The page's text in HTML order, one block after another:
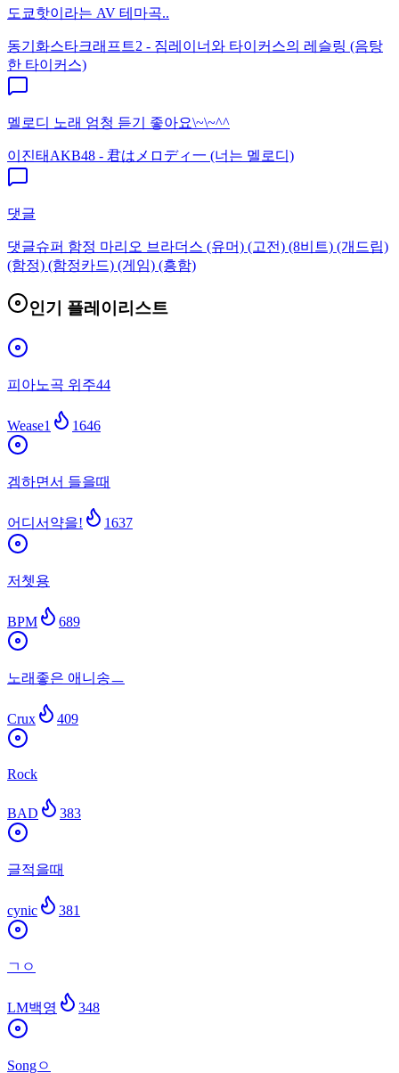
도쿄핫이라는 AV 테마곡..
동기화스타크래프트2 - 짐레이너와 타이커스의 레슬링 (음탕
한 타이커스)
멜로디 노래 엄청 듣기 좋아요\~\~^^
이진태 AKB48 - 君はメロディ一 (너는 멜로디)
댓글
댓글슈퍼 함정 마리오 브라더스 (유머) (고전) (8비트) (개드립)
(함정) (함정카드) (게임) (흥함)
인기 플레이리스트
피아노곡 위주44
Wease1 1646
겜하면서 들을때
어디서약을! 1637
저쳇용
BPM 689
노래좋은 애니송ㅡ
Crux 409
Rock
BAD 383
글적을때
cynic 381
ㄱㅇ
LM백영 348
Songㅇ